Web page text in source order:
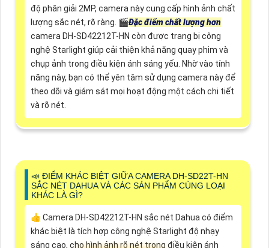
độ phân giải 2MP, camera này cung cấp hình ảnh chất
lượng sắc nét, rõ ràng. 🎬Đặc điểm chất lượng hơn
camera DH-SD42212T-HN còn được trang bị công
nghệ Starlight giúp cải thiện khả năng quay phim và
chụp ảnh trong điều kiện ánh sáng yếu. Nhờ vào tính
năng này, bạn có thể yên tâm sử dụng camera này để
theo dõi và giám sát mọi hoạt động một cách chi tiết
và rõ nét.
📣 ĐIỂM KHÁC BIỆT GIỮA CAMERA DH-SD22T-HN
SẮC NÉT DAHUA VÀ CÁC SẢN PHẨM CÙNG LOẠI
KHÁC LÀ GÌ?
👍 Camera DH-SD42212T-HN sắc nét Dahua có điểm
khác biệt là tích hợp công nghệ Starlight độ nhạy
sáng cao, cho hình ảnh rõ nét trong điều kiện ánh